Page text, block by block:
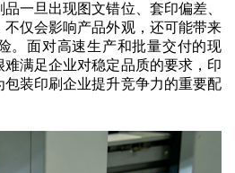
一旦出现图文错位、套印偏差、
仅会影响产品外观，还可能带来
。面对高速生产和批量交付的现
满足企业对稳定品质的要求，印
装印刷企业提升竞争力的重要配